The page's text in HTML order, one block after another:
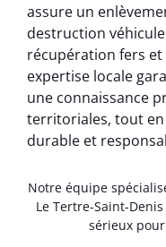
assure un
destruction
récupération fers
expertise locale
une connaissance
territoriales, tout
durable et
Notre équipe
Le Tertre-Saint-
sérieux